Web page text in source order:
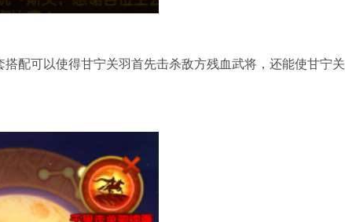
配可以使得甘宁关羽首先击杀敌方残血武将，还能使甘宁关